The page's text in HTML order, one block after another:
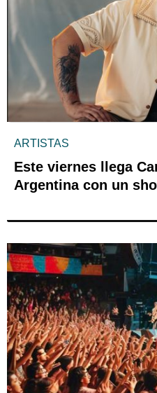
ARTISTAS
Este viernes llega
Argentina con un